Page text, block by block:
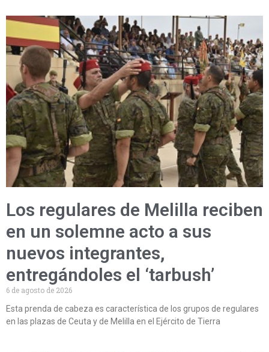
Los regulares de Melilla reciben
en un solemne acto a sus
nuevos integrantes,
entregándoles el ‘tarbush’
6 de agosto de 2026
Esta prenda de cabeza es característica de los grupos de regulares
en las plazas de Ceuta y de Melilla en el Ejército de Tierra